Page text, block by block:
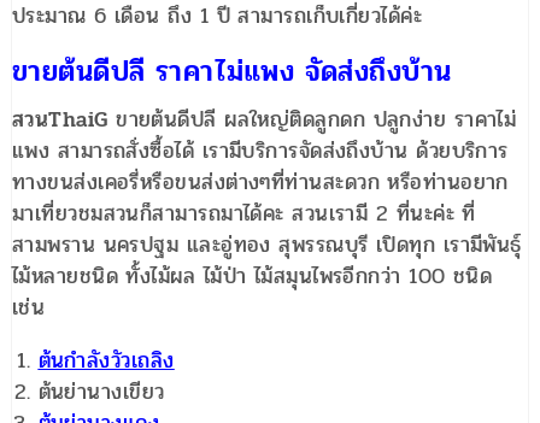
ประมาณ 6 เดือน ถึง 1 ปี สามารถเก็บเกี่ยวได้ค่ะ
ขายต้นดีปลี ราคาไม่แพง จัดส่งถึงบ้าน
สวนThaiG ขายต้นดีปลี ผลใหญ่ติดลูกดก ปลูกง่าย ราคาไม่
แพง สามารถสั่งซื้อได้ เรามีบริการจัดส่งถึงบ้าน ด้วยบริการ
ทางขนส่งเคอรี่หรือขนส่งต่างๆที่ท่านสะดวก หรือท่านอยาก
มาเที่ยวชมสวนก็สามารถมาได้คะ สวนเรามี 2 ที่นะค่ะ ที่
สามพราน นครปฐม และอู่ทอง สุพรรณบุรี เปิดทุก เรามีพันธุ์
ไม้หลายชนิด ทั้งไม้ผล ไม้ป่า ไม้สมุนไพรอีกกว่า 100 ชนิด
เช่น
ต้นกำลังวัวเถลิง
ต้นย่านางเขียว